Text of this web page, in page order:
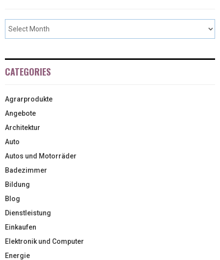
CATEGORIES
Agrarprodukte
Angebote
Architektur
Auto
Autos und Motorräder
Badezimmer
Bildung
Blog
Dienstleistung
Einkaufen
Elektronik und Computer
Energie